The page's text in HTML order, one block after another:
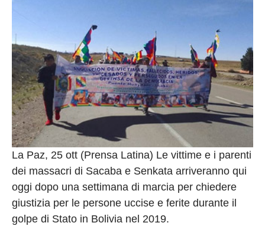
La Paz, 25 ott (Prensa Latina) Le vittime e i parenti
dei massacri di Sacaba e Senkata arriveranno qui
oggi dopo una settimana di marcia per chiedere
giustizia per le persone uccise e ferite durante il
golpe di Stato in Bolivia nel 2019.